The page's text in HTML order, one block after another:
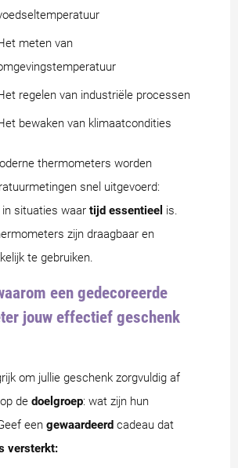
meten van
regelen van industriële processen
bewaken van klimaatcondities
thermometers worden
snel uitgevoerd:
in situaties waar tijd essentieel is.
zijn draagbaar en
te gebruiken.
een gedecoreerde
jouw effectief geschenk
om jullie geschenk zorgvuldig af
de doelgroep: wat zijn hun
een gewaardeerd cadeau dat
versterkt: